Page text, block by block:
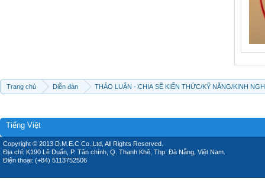
Trang chủ Diễn đàn THẢO LUẬN - CHIA SẼ KIẾN THỨC/KỸ NĂNG/KINH
Tiếng Việt
Copyright © 2013 D.M.E.C Co.,Ltd, All Rights Reserved.
Địa chỉ: K190 Lê Duẩn, P. Tân chính, Q. Thanh Khê, Thp. Đà Nẵng, Việt Nam.
Điện thoại: (+84) 5113752506